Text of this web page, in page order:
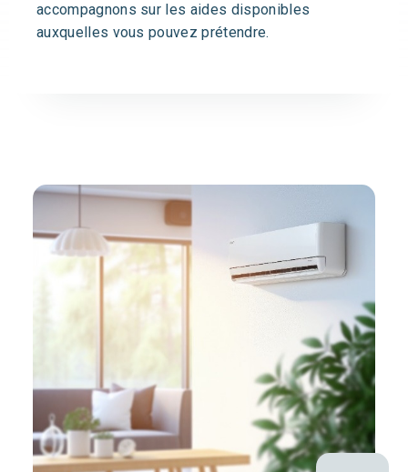
accompagnons sur les aides disponibles
auxquelles vous pouvez prétendre.